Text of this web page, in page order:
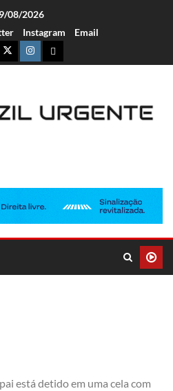
08/2026
Instagram Email
está detido em uma cela com